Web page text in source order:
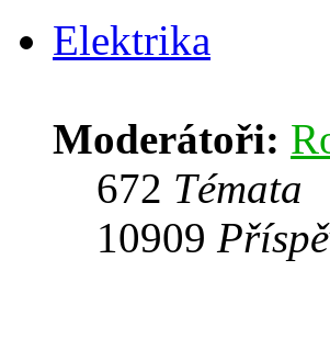
Elektrika
Moderátoři:
672 Témata
10909